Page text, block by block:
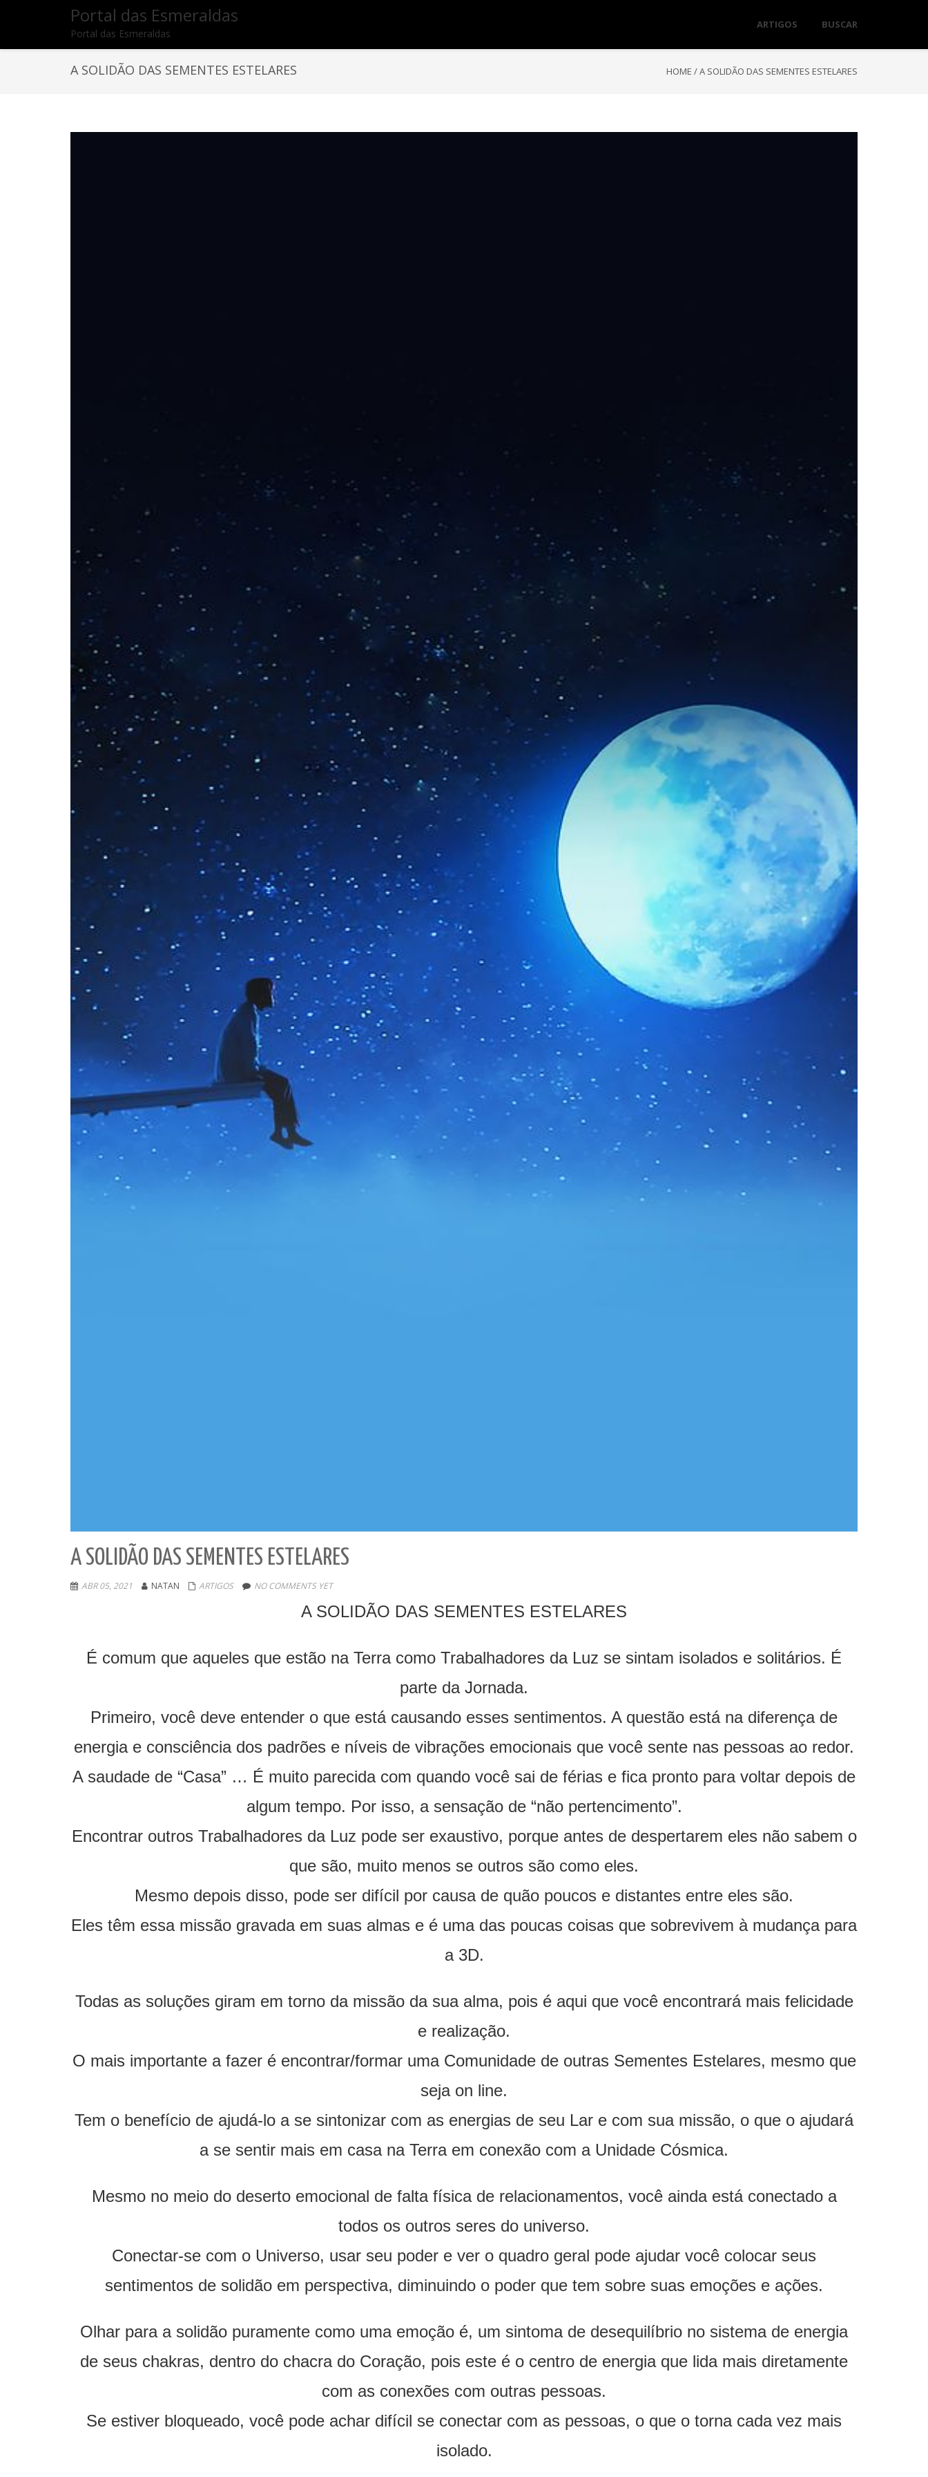
Portal das Esmeraldas
Portal das Esmeraldas
ARTIGOS BUSCAR
A SOLIDÃO DAS SEMENTES ESTELARES HOME /A SOLIDÃO DAS SEMENTES ESTELARES
A SOLIDÃO DAS SEMENTES ESTELARES
ABR 05, 2021 NATAN ARTIGOS NO COMMENTS YET
A SOLIDÃO DAS SEMENTES ESTELARES
É comum que aqueles que estão na Terra como Trabalhadores da Luz se sintam isolados e solitários. É
parte da Jornada.
Primeiro, você deve entender o que está causando esses sentimentos. A questão está na diferença de
energia e consciência dos padrões e níveis de vibrações emocionais que você sente nas pessoas ao redor.
A saudade de “Casa” … É muito parecida com quando você sai de férias e fica pronto para voltar depois de
algum tempo. Por isso, a sensação de “não pertencimento”.
Encontrar outros Trabalhadores da Luz pode ser exaustivo, porque antes de despertarem eles não sabem o
que são, muito menos se outros são como eles.
Mesmo depois disso, pode ser difícil por causa de quão poucos e distantes entre eles são.
Eles têm essa missão gravada em suas almas e é uma das poucas coisas que sobrevivem à mudança para
a 3D.
Todas as soluções giram em torno da missão da sua alma, pois é aqui que você encontrará mais felicidade
e realização.
O mais importante a fazer é encontrar/formar uma Comunidade de outras Sementes Estelares, mesmo que
seja on line.
Tem o benefício de ajudá-lo a se sintonizar com as energias de seu Lar e com sua missão, o que o ajudará
a se sentir mais em casa na Terra em conexão com a Unidade Cósmica.
Mesmo no meio do deserto emocional de falta física de relacionamentos, você ainda está conectado a
todos os outros seres do universo.
Conectar-se com o Universo, usar seu poder e ver o quadro geral pode ajudar você colocar seus
sentimentos de solidão em perspectiva, diminuindo o poder que tem sobre suas emoções e ações.
Olhar para a solidão puramente como uma emoção é, um sintoma de desequilíbrio no sistema de energia
de seus chakras, dentro do chacra do Coração, pois este é o centro de energia que lida mais diretamente
com as conexões com outras pessoas.
Se estiver bloqueado, você pode achar difícil se conectar com as pessoas, o que o torna cada vez mais
isolado.